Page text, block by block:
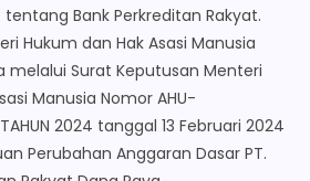
Bank Perkreditan Rakyat.
Hukum dan Hak Asasi Manusia
melalui Surat Keputusan Menteri
Manusia Nomor AHU-
2024 tanggal 13 Februari 2024
Perubahan Anggaran Dasar PT.